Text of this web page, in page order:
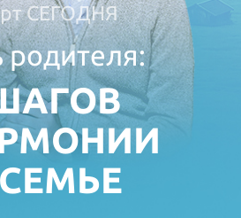
СЕГОДНЯ
родителя: